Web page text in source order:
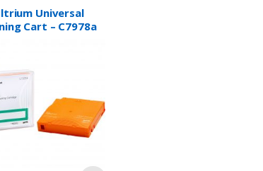
Universal
Cart – C7978a